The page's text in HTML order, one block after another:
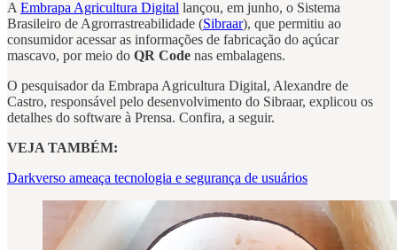
A Embrapa Agricultura Digital lançou, em junho, o Sistema
Brasileiro de Agrorrastreabilidade (Sibraar), que permitiu ao
consumidor acessar as informações de fabricação do açúcar
mascavo, por meio do QR Code nas embalagens.
O pesquisador da Embrapa Agricultura Digital, Alexandre de
Castro, responsável pelo desenvolvimento do Sibraar, explicou os
detalhes do software à Prensa. Confira, a seguir.
VEJA TAMBÉM:
Darkverso ameaça tecnologia e segurança de usuários